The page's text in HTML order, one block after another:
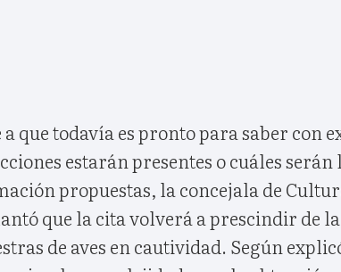
a que todavía es pronto para saber con
estarán presentes o cuáles serán
propuestas, la concejala de
que la cita volverá a prescindir de
de aves en cautividad. Según